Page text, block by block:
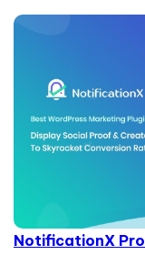
NotificationX Pro